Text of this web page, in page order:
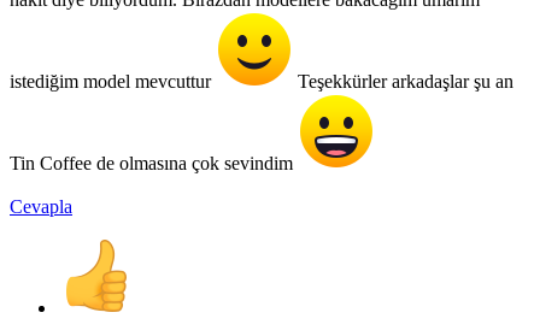
istediğim model mevcuttur Teşekkürler arkadaşlar şu an
Tin Coffee de olmasına çok sevindim
Cevapla